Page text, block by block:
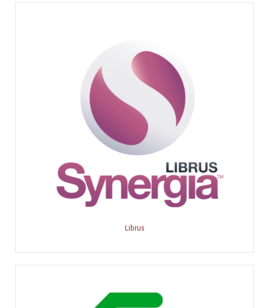
Librus